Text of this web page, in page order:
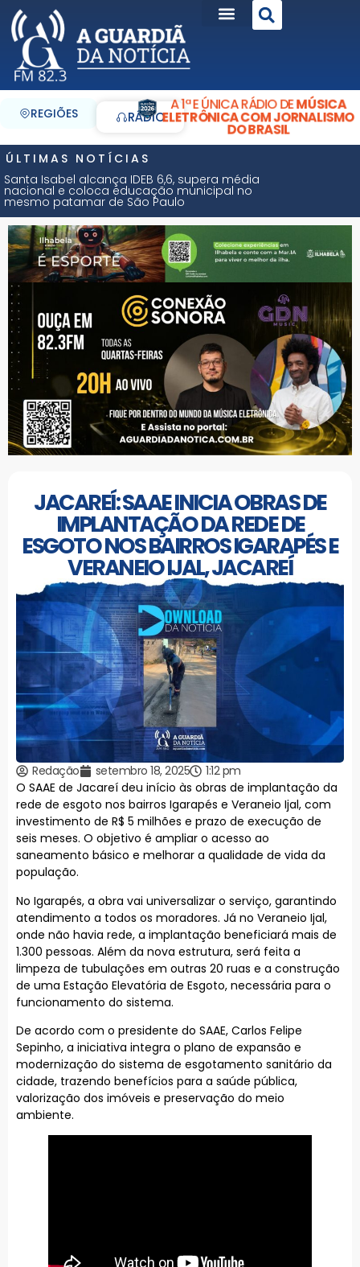
REGIÕES RÁDIO
A 1ª E ÚNICA RÁDIO DEMÚSICA
ELETRÔNICA COM JORNALISMO
DO BRASIL
ÚLTIMAS NOTÍCIAS
Santa Isabel alcança IDEB 6,6, supera média
nacional e coloca educação municipal no
mesmo patamar de São Paulo
JACAREÍ: SAAE INICIA OBRAS DE
IMPLANTAÇÃO DA REDE DE
ESGOTO NOS BAIRROS IGARAPÉS E
VERANEIO IJAL, JACAREÍ
Redação setembro 18, 2025
1:12 pm
O SAAE de Jacareí deu início às obras de implantação da
rede de esgoto nos bairros Igarapés e Veraneio Ijal, com
investimento de R$ 5 milhões e prazo de execução de
seis meses. O objetivo é ampliar o acesso ao
saneamento básico e melhorar a qualidade de vida da
população.
No Igarapés, a obra vai universalizar o serviço, garantindo
atendimento a todos os moradores. Já no Veraneio Ijal,
onde não havia rede, a implantação beneficiará mais de
1.300 pessoas. Além da nova estrutura, será feita a
limpeza de tubulações em outras 20 ruas e a construção
de uma Estação Elevatória de Esgoto, necessária para o
funcionamento do sistema.
De acordo com o presidente do SAAE, Carlos Felipe
Sepinho, a iniciativa integra o plano de expansão e
modernização do sistema de esgotamento sanitário da
cidade, trazendo benefícios para a saúde pública,
valorização dos imóveis e preservação do meio
ambiente.